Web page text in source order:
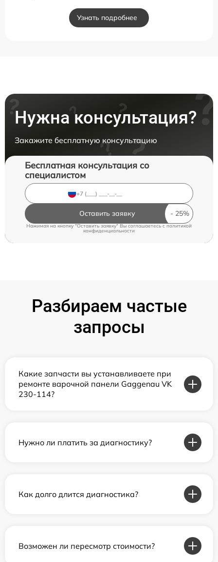
Узнать подробнее
Нужна консультация?
Закажите бесплатную консультацию
Бесплатная консультация со
специалистом
Оставить заявку
Нажимая на кнопку "Оставить заявку" Вы соглашаетесь c политикой
конфиденциальности
Разбираем частые
запросы
Какие запчасти вы устанавливаете при
ремонте варочной панели Gaggenau VK
230-114?
Нужно ли платить за диагностику?
Как долго длится диагностика?
Возможен ли пересмотр стоимости?